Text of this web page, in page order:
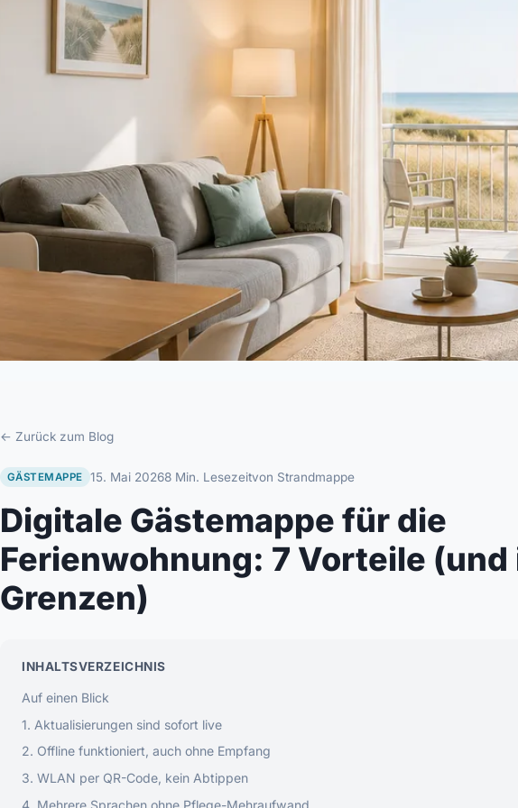
← Zurück zum Blog
GÄSTEMAPPE 15. Mai 20268 Min. Lesezeitvon Strandmappe
Digitale Gästemappe für die
Ferienwohnung: 7 Vorteile (und
Grenzen)
INHALTSVERZEICHNIS
Auf einen Blick
1. Aktualisierungen sind sofort live
2. Offline funktioniert, auch ohne Empfang
3. WLAN per QR-Code, kein Abtippen
4. Mehrere Sprachen ohne Pflege-Mehraufwand